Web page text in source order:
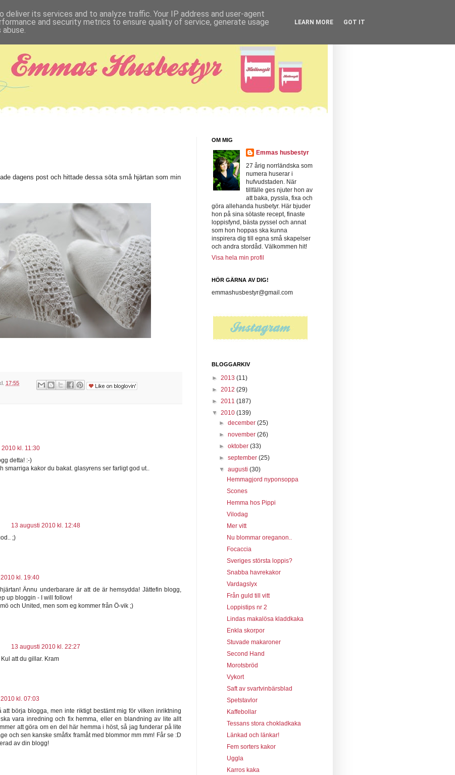
dagens post och hittade dessa söta små hjärtan som min
17:55
kl. 11:30
detta! :-)
smarriga kakor du bakat. glasyrens ser farligt god ut..
13 augusti 2010 kl. 12:48
;)
kl. 19:40
Ännu underbarare är att de är hemsydda! Jättefin blogg,
up bloggin - I will follow!
och United, men som eg kommer från Ö-vik ;)
13 augusti 2010 kl. 22:27
att du gillar. Kram
kl. 07:03
att börja blogga, men inte riktigt bestämt mig för vilken inriktning
vara inredning och fix hemma, eller en blandning av lite allt
att göra om en del här hemma i höst, så jag funderar på lite
och sen kanske småfix framåt med blommor mm mm! Får se :D
av din blogg!
OM MIG
Emmas husbestyr
27 årig norrländska som
numera huserar i
hufvudstaden. När
tillfälle ges njuter hon av
att baka, pyssla, fixa och
göra allehanda husbetyr. Här bjuder
hon på sina sötaste recept, finaste
loppisfynd, bästa pyssel och annat
som hon hoppas ska kunna
inspirera dig till egna små skapelser
och andra stordåd. Välkommen hit!
Visa hela min profil
HÖR GÄRNA AV DIG!
emmashusbestyr@gmail.com
BLOGGARKIV
► 2013 (11)
► 2012 (29)
► 2011 (187)
▼ 2010 (139)
►december(25)
►november(26)
►oktober(33)
►september(25)
▼augusti(30)
Hemmagjord nyponsoppa
Scones
Hemma hos Pippi
Vilodag
Mer vitt
Nu blommar oreganon..
Focaccia
Sveriges största loppis?
Snabba havrekakor
Vardagslyx
Från guld till vitt
Loppistips nr 2
Lindas makalösa kladdkaka
Enkla skorpor
Stuvade makaroner
Second Hand
Morotsbröd
Vykort
Saft av svartvinbärsblad
Spetstavlor
Kaffebollar
Tessans stora chokladkaka
Länkad och länkar!
Fem sorters kakor
Uggla
Karros kaka
its services and to analyze traffic. Your IP address and user-agent
and security metrics to ensure quality of service, generate usage
LEARN MORE GOT IT